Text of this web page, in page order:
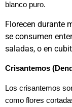
blanco puro.
Florecen durante
se consumen
saladas, o en
Crisantemos
Los crisantemos
como flores